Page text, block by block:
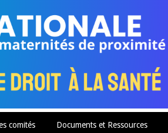
comités Documents et Ressources